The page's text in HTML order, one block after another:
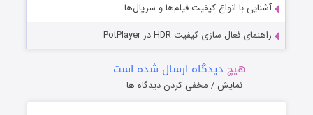
آشنایی با انواع کیفیت فیلم‌ها و سریال‌ها
راهنمای فعال سازی کیفیت HDR در PotPlayer
هیچ دیدگاه ارسال شده است
نمایش / مخفی کردن دیدگاه ها